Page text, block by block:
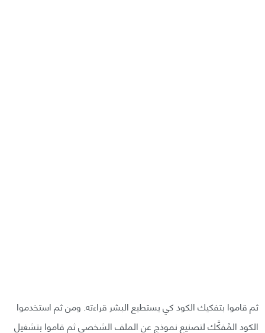
ثم قاموا بتفكيك الكود كي يستطيع البشر قراءته. ومن ثم استخدموا
الكود المُفكَّك لتصنيع نموذج عن الملف الشخصي ثم قاموا بتشغيل